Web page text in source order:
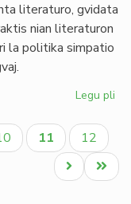
literaturo, gvidata
nian literaturon
la politika simpatio
Legu pli
la
Aktuala
paĝo
11 Paĝo
12
Last
page
Next
page